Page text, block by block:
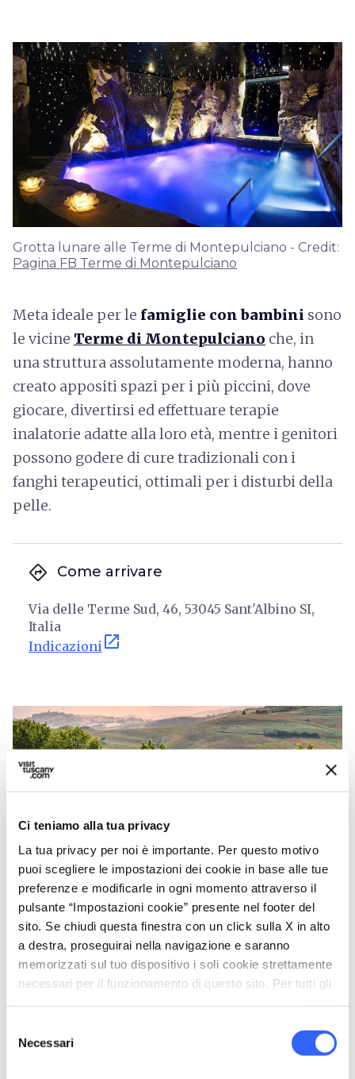
Ci teniamo alla tua privacy
La tua privacy per noi è importante. Per questo motivo
puoi scegliere le impostazioni dei cookie in base alle tue
preferenze e modificarle in ogni momento attraverso il
pulsante “Impostazioni cookie” presente nel footer del
sito. Se chiudi questa finestra con un click sulla X in alto
a destra, proseguirai nella navigazione e saranno
memorizzati sul tuo dispositivo i soli cookie strettamente
necessari per il funzionamento di questo sito. Per tutti gli
delNecessari
Grotta lunare alle Terme di Montepulciano - Credit:
Pagina FB Terme di Montepulciano
Meta ideale per le famiglie con bambini sono
le vicine Terme di Montepulciano che, in
una struttura assolutamente moderna, hanno
creato appositi spazi per i più piccini, dove
giocare, divertirsi ed effettuare terapie
inalatorie adatte alla loro età, mentre i genitori
possono godere di cure tradizionali con i
fanghi terapeutici, ottimali per i disturbi della
pelle.
directions Come arrivare
Via delle Terme Sud, 46, 53045 Sant'Albino SI,
Italia
Indicazioni open_in_new
Fonteverde, la piscina affacciata sulla Val d'Orcia
IlCentro Termale Fonteverde, presso il
delizioso comune medievale diSan Casciano
dei Bagni, è il più meridionale dell’intero
comprensorio. Secondo alcune classifiche